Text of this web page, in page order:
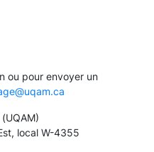
ou pour envoyer un
local W-4355